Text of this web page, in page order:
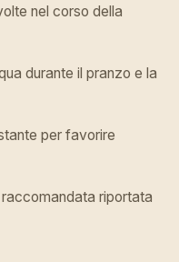
nel corso della
durante il pranzo e la
per favorire
riportata